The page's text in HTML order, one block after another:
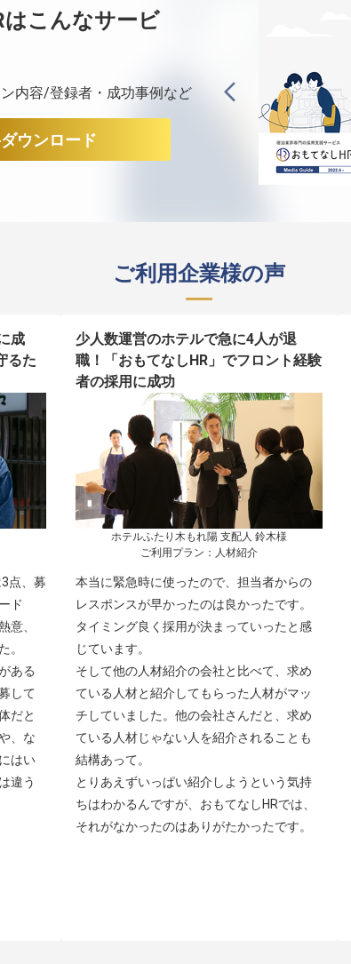
はこんなサービ
内容/登録者・成功事例など
ウンロード
ご利用企業様の声
成
るた
点、募
ド
意、
。
ある
して
だと
、な
はい
違う
少人数運営のホテルで急に4人が退
職！「おもてなしHR」でフロント経験
者の採用に成功
ホテルふたり木もれ陽 支配人 鈴木様
ご利用プラン：人材紹介
本当に緊急時に使ったので、担当者からの
レスポンスが早かったのは良かったです。
タイミング良く採用が決まっていったと感
じています。
そして他の人材紹介の会社と比べて、求め
ている人材と紹介してもらった人材がマッ
チしていました。他の会社さんだと、求め
ている人材じゃない人を紹介されることも
結構あって。
とりあえずいっぱい紹介しようという気持
ちはわかるんですが、おもてなしHRでは、
それがなかったのはありがたかったです。